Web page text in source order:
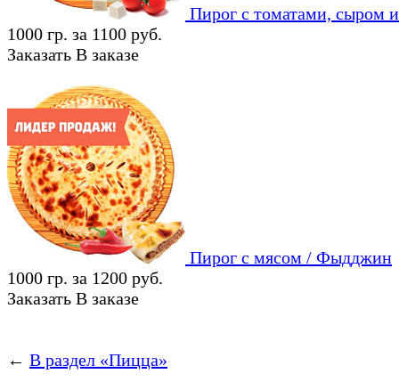
Пирог с томатами, сыром
1000 гр. за 1100 руб.
Заказать В заказе
Пирог с мясом / Фыдджин
1000 гр. за 1200 руб.
Заказать В заказе
← В раздел «Пицца»